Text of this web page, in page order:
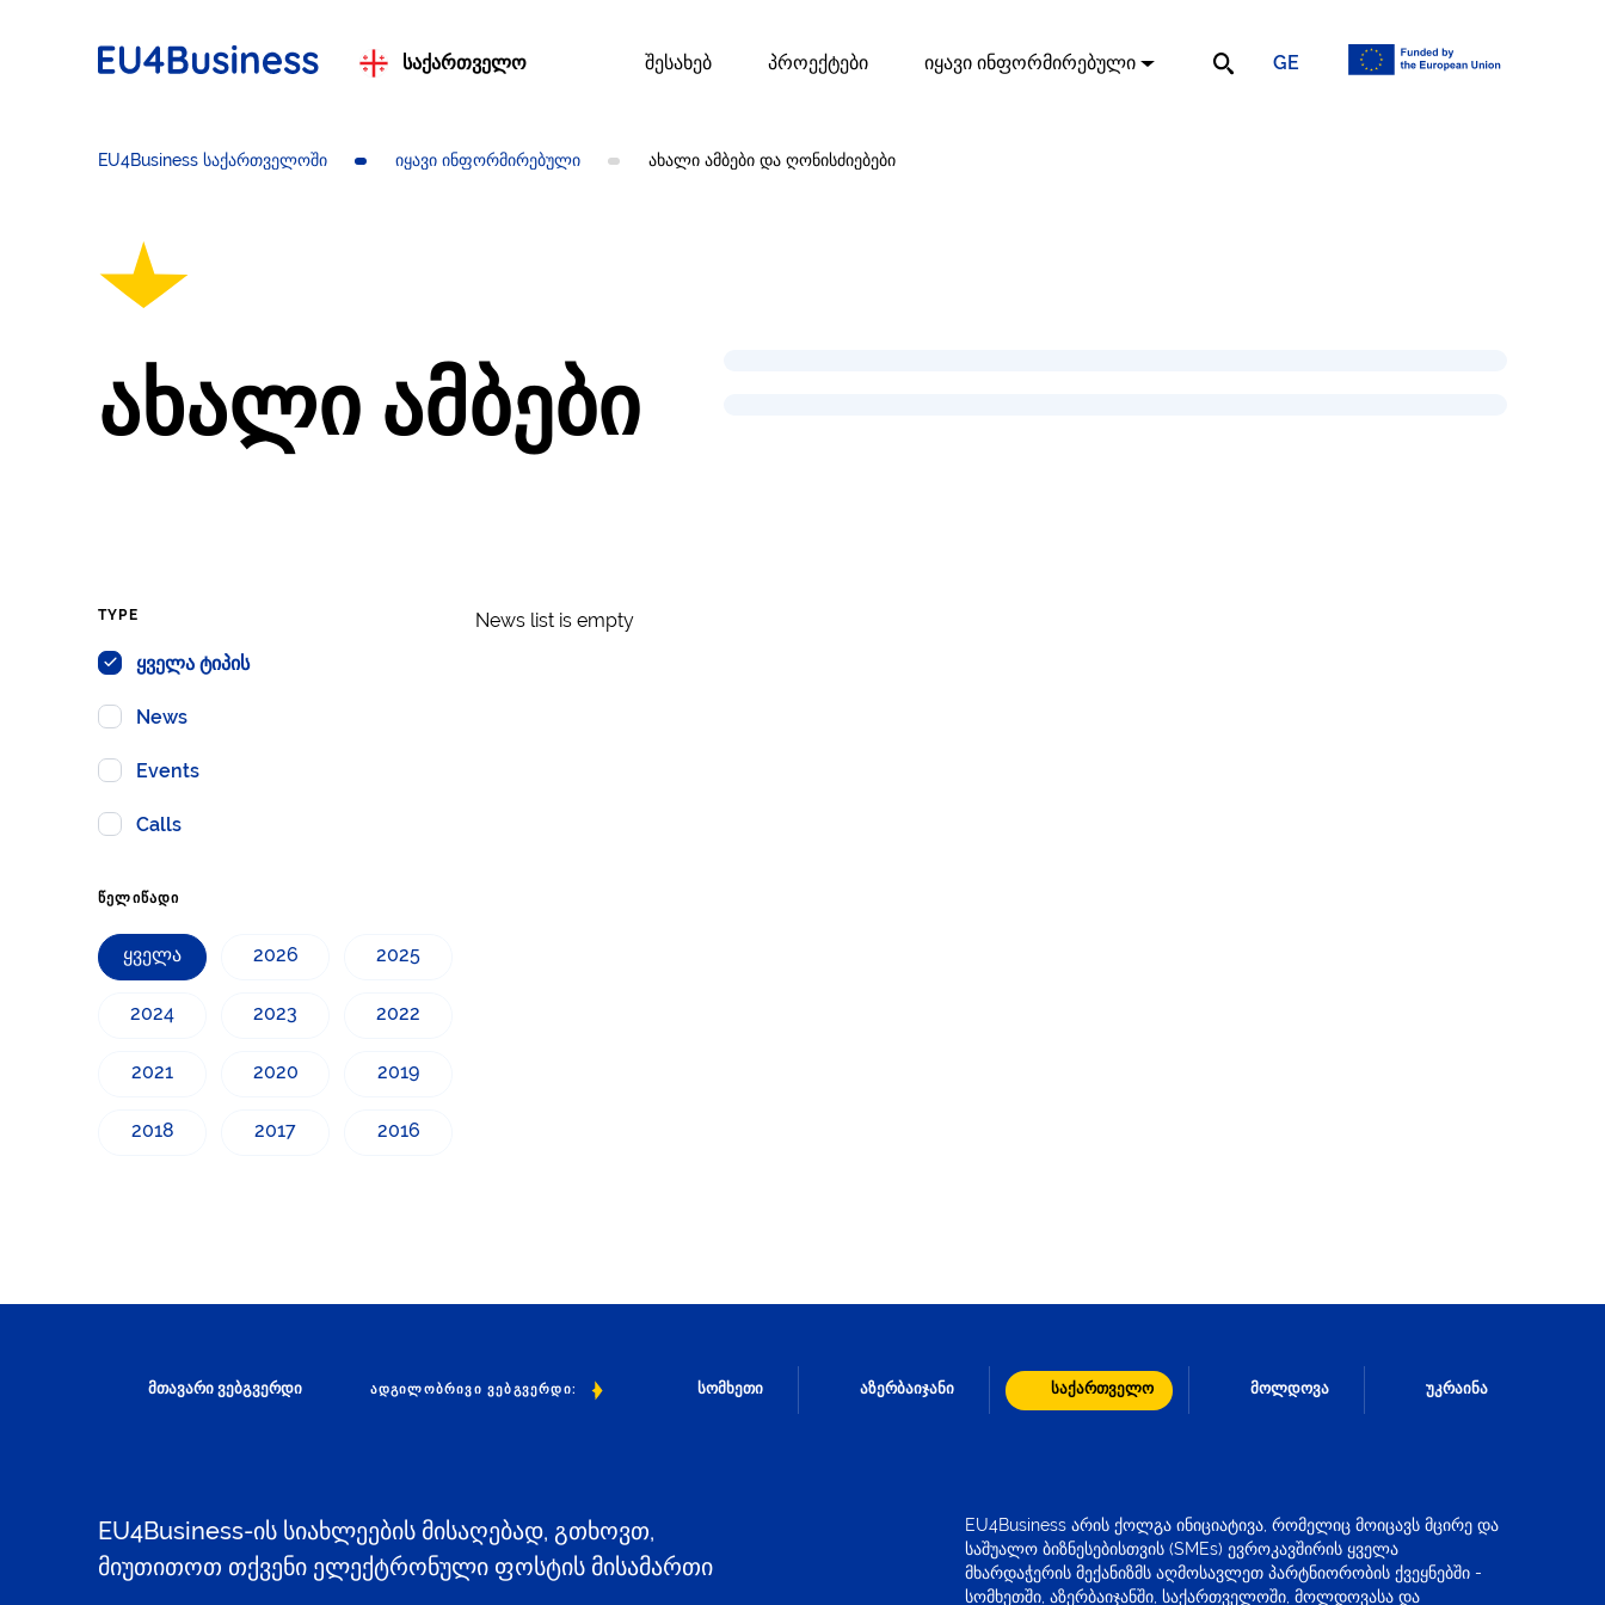
EU4Business საქართველოში იყავი ინფორმირებული ახალი ამბები და ღონისძიებები
ახალი ამბები
TYPE
ყველა ტიპის
News
Events
Calls
ᲬᲔᲚᲘᲬᲐᲓᲘ
ყველა 2026 2025
2024 2023 2022
2021 2020 2019
2018 2017 2016
News list is empty
საქართველო შესახებ პროექტები იყავი ინფორმირებული GE
მთავარი ვებგვერდი ᲐᲓᲒᲘᲚᲝᲑᲠᲘᲕᲘ ᲕᲔᲑᲒᲕᲔᲠᲓᲘ: სომხეთი აზერბაიჯანი საქართველო მოლდოვა უკრაინა
EU4Business-ის სიახლეების მისაღებად, გთხოვთ,
მიუთითოთ თქვენი ელექტრონული ფოსტის მისამართი
EU4Business არის ქოლგა ინიციატივა, რომელიც მოიცავს მცირე და
საშუალო ბიზნესებისთვის (SMEs) ევროკავშირის ყველა
მხარდაჭერის მექანიზმს აღმოსავლეთ პარტნიორობის ქვეყნებში -
სომხეთში, აზერბაიჯანში, საქართველოში, მოლდოვასა და